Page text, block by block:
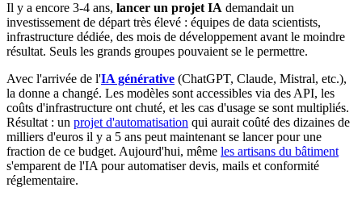
Il y a encore 3-4 ans, lancer un projet IA demandait un
investissement de départ très élevé : équipes de data scientists,
infrastructure dédiée, des mois de développement avant le moindre
résultat. Seuls les grands groupes pouvaient se le permettre.
Avec l'arrivée de l'IA générative (ChatGPT, Claude, Mistral, etc.),
la donne a changé. Les modèles sont accessibles via des API, les
coûts d'infrastructure ont chuté, et les cas d'usage se sont multipliés.
Résultat : un projet d'automatisation qui aurait coûté des dizaines de
milliers d'euros il y a 5 ans peut maintenant se lancer pour une
fraction de ce budget. Aujourd'hui, même les artisans du bâtiment
s'emparent de l'IA pour automatiser devis, mails et conformité
réglementaire.